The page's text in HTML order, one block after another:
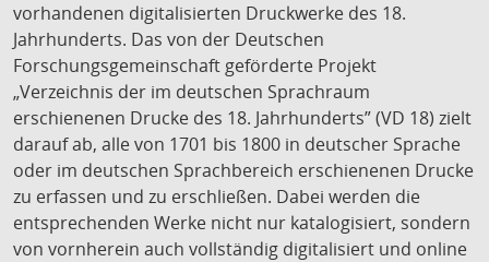
vorhandenen digitalisierten Druckwerke des 18.
Jahrhunderts. Das von der Deutschen
Forschungsgemeinschaft geförderte Projekt
„Verzeichnis der im deutschen Sprachraum
erschienenen Drucke des 18. Jahrhunderts” (VD 18) zielt
darauf ab, alle von 1701 bis 1800 in deutscher Sprache
oder im deutschen Sprachbereich erschienenen Drucke
zu erfassen und zu erschließen. Dabei werden die
entsprechenden Werke nicht nur katalogisiert, sondern
von vornherein auch vollständig digitalisiert und online